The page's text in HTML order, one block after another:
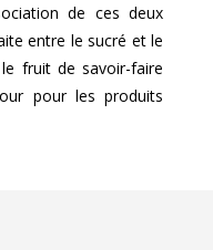
de ces deux
entre le sucré et le
fruit de savoir-faire
pour les produits